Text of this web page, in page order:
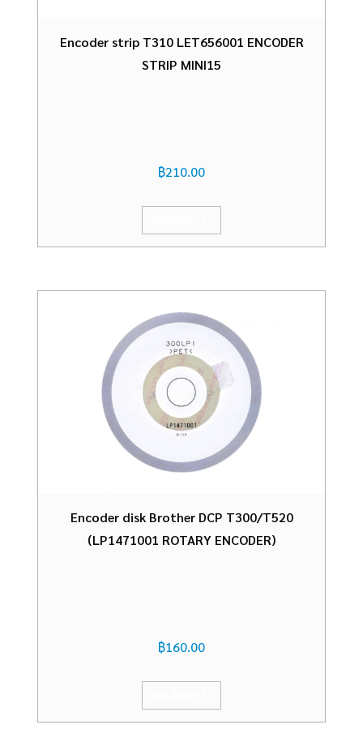
Encoder strip T310 LET656001 ENCODER
STRIP MINI15
฿210.00
Encoder disk Brother DCP T300/T520
(LP1471001 ROTARY ENCODER)
฿160.00